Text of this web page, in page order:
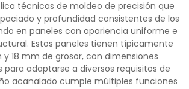
técnicas de moldeo de precisión que
y profundidad consistentes de los
en paneles con apariencia uniforme e
Estos paneles tienen típicamente
18 mm de grosor, con dimensiones
para adaptarse a diversos requisitos de
acanalado cumple múltiples funciones